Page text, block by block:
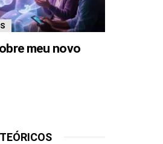
meu novo